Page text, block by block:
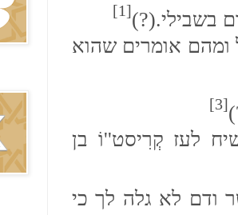
בשבילי.(?)
[1]
ומהם אומרים שהוא
[3]
לעז קְרִיסט''וֹ בן
ודם לא גלה לך כי